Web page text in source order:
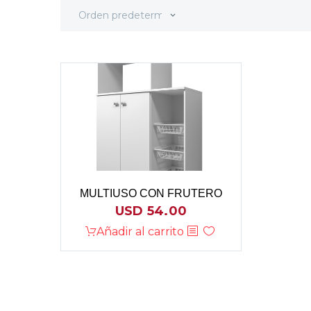
Orden predeterminado
MULTIUSO CON FRUTERO
USD 54.00
Añadir al carrito